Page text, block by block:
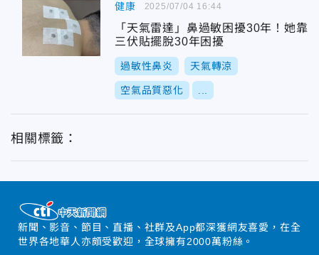
健康
「天氣雷達」鼻過敏困擾30年！她靠
三伏貼擺脫30年困擾
過敏性鼻炎 天氣轉涼
空氣品質惡化
2025/07/04 16:44
相關標籤：
新聞、影音、節目、直播、社群及App都深獲網友喜愛，在全
世界各地華人亦頗受歡迎，全球擁有2000萬粉絲。